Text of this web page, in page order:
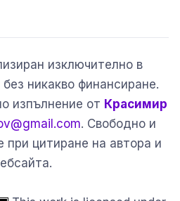
изключително в
никакво финансиране.
изпълнение от Красимир
. Свободно и
при цитиране на автора и